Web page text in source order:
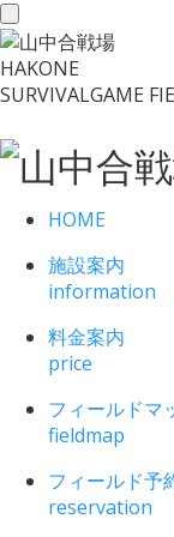
toggle
navigation
HAKONE
SURVIVALGAME
HOME
施設案内
information
料金案内
price
フィールドマ
fieldmap
フィールド予
reservation